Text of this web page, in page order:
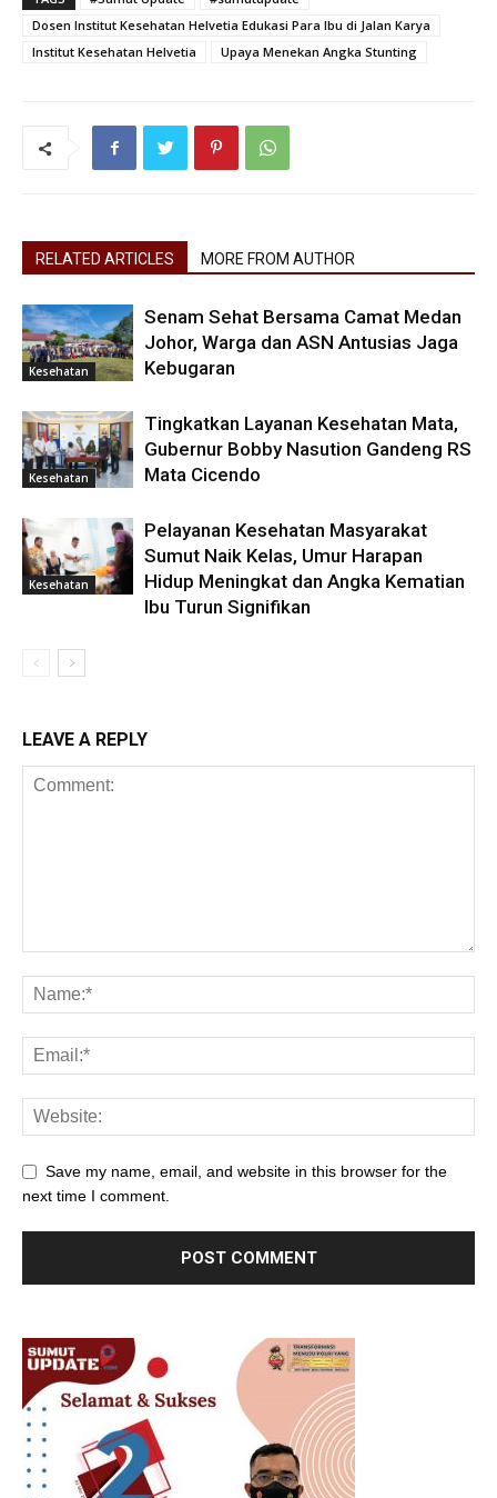
Dosen Institut Kesehatan Helvetia Edukasi Para Ibu di Jalan Karya
Institut Kesehatan Helvetia
Upaya Menekan Angka Stunting
RELATED ARTICLES MORE FROM AUTHOR
Kesehatan
Senam Sehat Bersama Camat Medan
Johor, Warga dan ASN Antusias Jaga
Kebugaran
Kesehatan
Tingkatkan Layanan Kesehatan Mata,
Gubernur Bobby Nasution Gandeng RS
Mata Cicendo
Kesehatan
Pelayanan Kesehatan Masyarakat
Sumut Naik Kelas, Umur Harapan
Hidup Meningkat dan Angka Kematian
Ibu Turun Signifikan
LEAVE A REPLY
Save my name, email, and website in this browser for the
next time I comment.